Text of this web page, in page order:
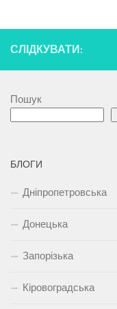
СЛІДКУВАТИ:
Пошук
БЛОГИ
Дніпропетровська
Донецька
Запорізька
Кіровоградська